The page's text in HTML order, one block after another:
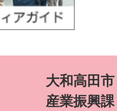
大和高田市
産業振興課